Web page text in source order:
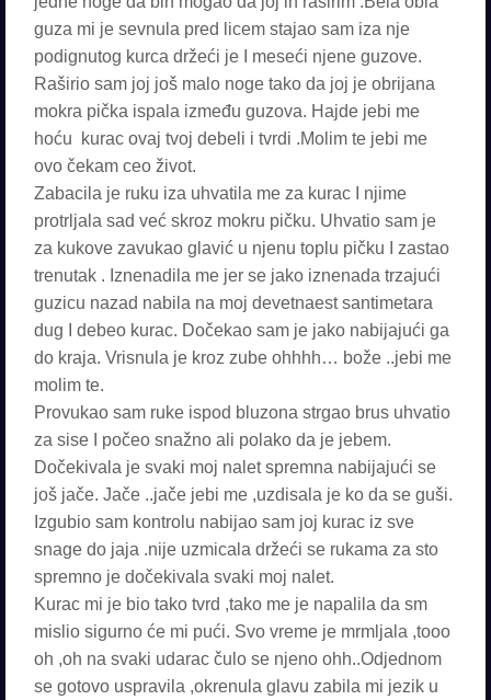
guza mi je sevnula pred licem stajao sam iza nje
podignutog kurca držeći je I meseći njene guzove.
Raširio sam joj još malo noge tako da joj je obrijana
mokra pička ispala između guzova. Hajde jebi me
hoću kurac ovaj tvoj debeli i tvrdi .Molim te jebi me
ovo čekam ceo život.
Zabacila je ruku iza uhvatila me za kurac I njime
protrljala sad već skroz mokru pičku. Uhvatio sam je
za kukove zavukao glavić u njenu toplu pičku I zastao
trenutak . Iznenadila me jer se jako iznenada trzajući
guzicu nazad nabila na moj devetnaest santimetara
dug I debeo kurac. Dočekao sam je jako nabijajući ga
do kraja. Vrisnula je kroz zube ohhhh… bože ..jebi me
molim te.
Provukao sam ruke ispod bluzona strgao brus uhvatio
za sise I počeo snažno ali polako da je jebem.
Dočekivala je svaki moj nalet spremna nabijajući se
još jače. Jače ..jače jebi me ,uzdisala je ko da se guši.
Izgubio sam kontrolu nabijao sam joj kurac iz sve
snage do jaja .nije uzmicala držeći se rukama za sto
spremno je dočekivala svaki moj nalet.
Kurac mi je bio tako tvrd ,tako me je napalila da sm
mislio sigurno će mi pući. Svo vreme je mrmljala ,tooo
oh ,oh na svaki udarac čulo se njeno ohh..Odjednom
se gotovo uspravila ,okrenula glavu zabila mi jezik u